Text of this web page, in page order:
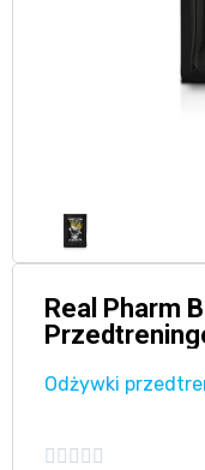
Real Pharm
Odżywki
    